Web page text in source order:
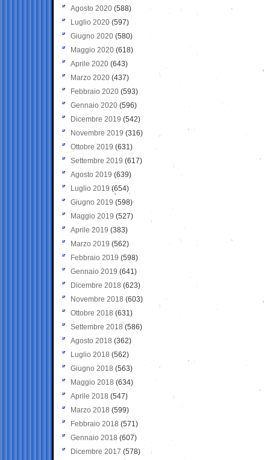
Agosto 2020 (588)
Luglio 2020 (597)
Giugno 2020 (580)
Maggio 2020 (618)
Aprile 2020 (643)
Marzo 2020 (437)
Febbraio 2020 (593)
Gennaio 2020 (596)
Dicembre 2019 (542)
Novembre 2019 (316)
Ottobre 2019 (631)
Settembre 2019 (617)
Agosto 2019 (639)
Luglio 2019 (654)
Giugno 2019 (598)
Maggio 2019 (527)
Aprile 2019 (383)
Marzo 2019 (562)
Febbraio 2019 (598)
Gennaio 2019 (641)
Dicembre 2018 (623)
Novembre 2018 (603)
Ottobre 2018 (631)
Settembre 2018 (586)
Agosto 2018 (362)
Luglio 2018 (562)
Giugno 2018 (563)
Maggio 2018 (634)
Aprile 2018 (547)
Marzo 2018 (599)
Febbraio 2018 (571)
Gennaio 2018 (607)
Dicembre 2017 (578)